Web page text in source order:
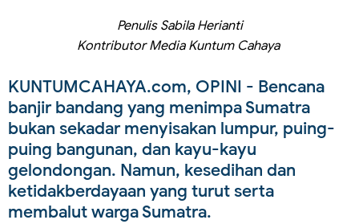
Penulis Sabila Herianti
Kontributor Media Kuntum Cahaya
KUNTUMCAHAYA.com, OPINI - Bencana
banjir bandang yang menimpa Sumatra
bukan sekadar menyisakan lumpur, puing-
puing bangunan, dan kayu-kayu
gelondongan. Namun, kesedihan dan
ketidakberdayaan yang turut serta
membalut warga Sumatra.